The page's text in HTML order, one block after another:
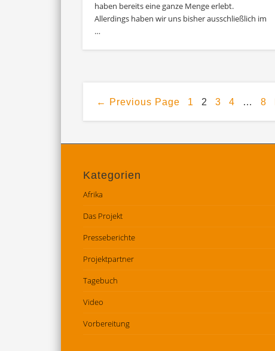
haben bereits eine ganze Menge erlebt.
Allerdings haben wir uns bisher ausschließlich im
…
← Previous Page 1 2 3 4 … 8
Kategorien
Afrika
Das Projekt
Presseberichte
Projektpartner
Tagebuch
Video
Vorbereitung